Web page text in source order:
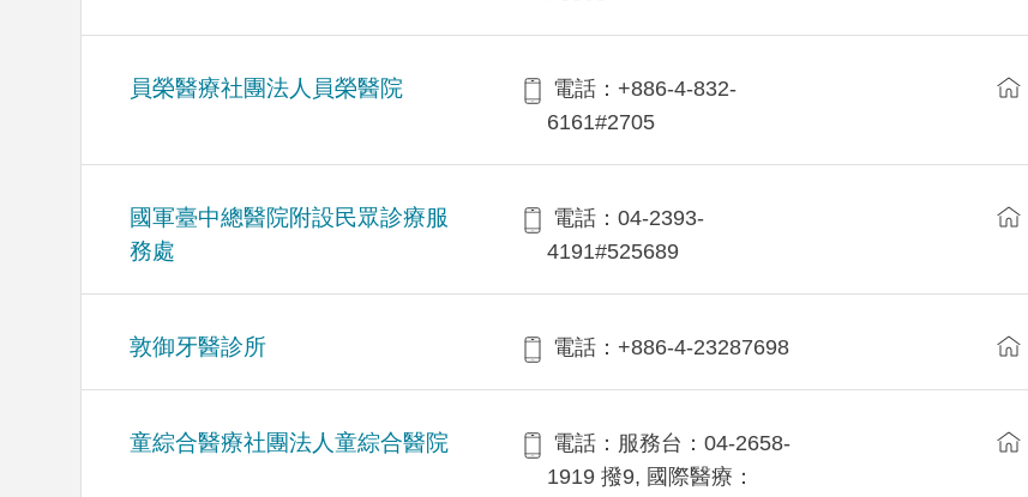
員榮醫療社團法人員榮醫院
電話：+886-4-832-
6161#2705
國軍臺中總醫院附設民眾診療服
務處
電話：04-2393-
4191#525689
敦御牙醫診所 電話：+886-4-23287698
童綜合醫療社團法人童綜合醫院
電話：服務台：04-2658-
1919 撥9, 國際醫療：